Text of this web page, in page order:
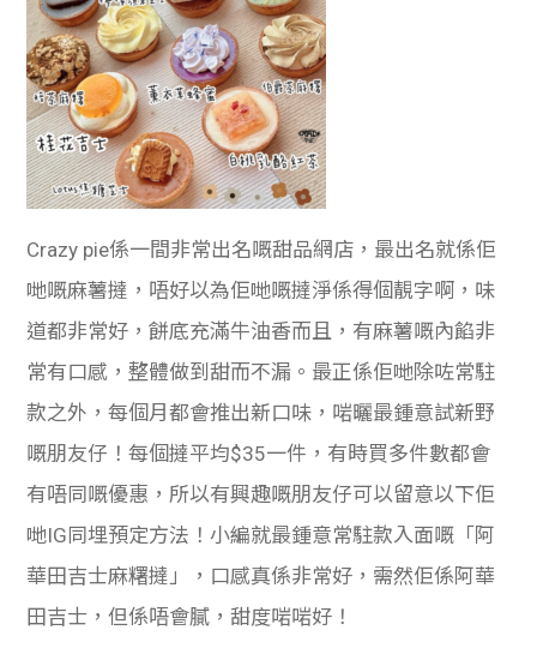
Crazy pie係一間非常出名嘅甜品網店，最出名就係佢
哋嘅麻薯撻，唔好以為佢哋嘅撻淨係得個靚字啊，味
道都非常好，餅底充滿牛油香而且，有麻薯嘅內餡非
常有口感，整體做到甜而不漏。最正係佢哋除咗常駐
款之外，每個月都會推出新口味，啱曬最鍾意試新野
嘅朋友仔！每個撻平均$35一件，有時買多件數都會
有唔同嘅優惠，所以有興趣嘅朋友仔可以留意以下佢
哋IG同埋預定方法！小編就最鍾意常駐款入面嘅「阿
華田吉士麻糬撻」，口感真係非常好，需然佢係阿華
田吉士，但係唔會膩，甜度啱啱好！